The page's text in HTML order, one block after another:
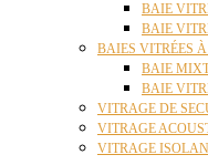
BAIE
BAIE
BAIES VITRÉES
BAIE
BAIE
VITRAGE DE
VITRAGE
VITRAGE